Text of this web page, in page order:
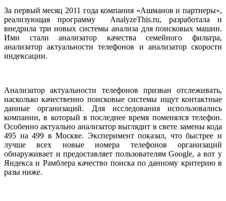
За первый месяц 2011 года компания «Ашманов и партнеры»,
реализующая программу
AnalyzeThis.ru, разработала и
внедрила три новых системы анализа для поисковых машин.
Ими стали анализатор качества семейного фильтра,
анализатор актуальности телефонов и анализатор скорости
индексации.
Анализатор актуальности телефонов призван отслеживать,
насколько качественно поисковые системы ищут контактные
данные организаций. Для исследования использовались
компании, в который в последнее время поменялся телефон.
Особенно актуально анализатор выглядит в свете замены кода
495 на 499 в Москве. Эксперимент показал, что быстрее и
лучше всех новые номера телефонов организаций
обнаруживает и предоставляет пользователям Google, а вот у
Яндекса и Рамблеракачество поиска по данному критерию в
разы ниже.